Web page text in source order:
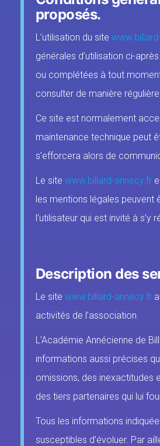
proposés.
L’utilisation du site
générales d’utilisation ci-
ou complétées à tout
consulter de manière
Ce site est normalement
maintenance technique peut
s’efforcera alors de
Le site www.billard-annecy.fr
les mentions légales peuvent
l’utilisateur qui est invité à
Description des
Le site www.billard-annecy.fra
activités de l’association.
L’Académie Annécienne de
informations aussi précises
omissions, des inexactitudes
des tiers partenaires qui lui
Tous les informations
susceptibles d’évoluer. Par